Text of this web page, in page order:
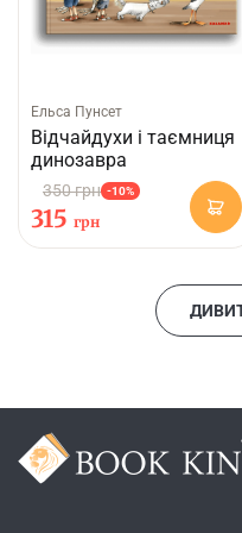
Ельса Пунсет
Відчайдухи і таємниця
динозавра
350 грн -10%
315 грн